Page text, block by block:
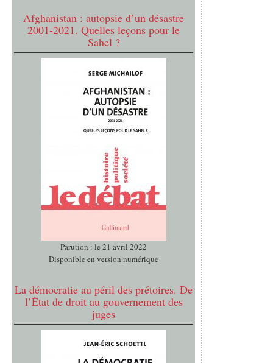
Afghanistan : autopsie d’un désastre
2001-2021. Quelles leçons pour le
Sahel ?
Parution : le 21 avril 2022
Disponible en version numérique
La démocratie au péril des prétoires. De
l’État de droit au gouvernement des
juges